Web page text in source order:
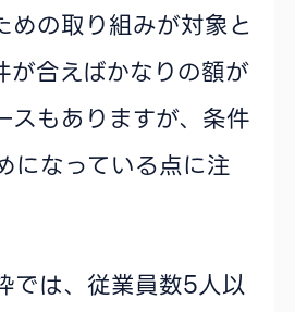
めの取り組みが対象と
が合えばかなりの額が
スもありますが、条件
になっている点に注
では、従業員数5人以